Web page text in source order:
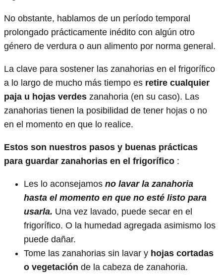
No obstante, hablamos de un período temporal
prolongado prácticamente inédito con algún otro
género de verdura o aun alimento por norma general.
La clave para sostener las zanahorias en el frigorífico
a lo largo de mucho más tiempo es retire cualquier
paja u hojas verdes zanahoria (en su caso). Las
zanahorias tienen la posibilidad de tener hojas o no
en el momento en que lo realice.
Estos son nuestros pasos y buenas prácticas
para guardar zanahorias en el frigorífico :
Les lo aconsejamos no lavar la zanahoria
hasta el momento en que no esté listo para
usarla. Una vez lavado, puede secar en el
frigorífico. O la humedad agregada asimismo los
puede dañar.
Tome las zanahorias sin lavar y hojas cortadas
o vegetación de la cabeza de zanahoria.